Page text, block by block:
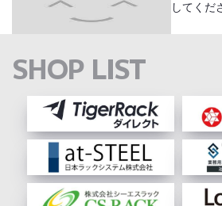
してくだ
SHOP LIST